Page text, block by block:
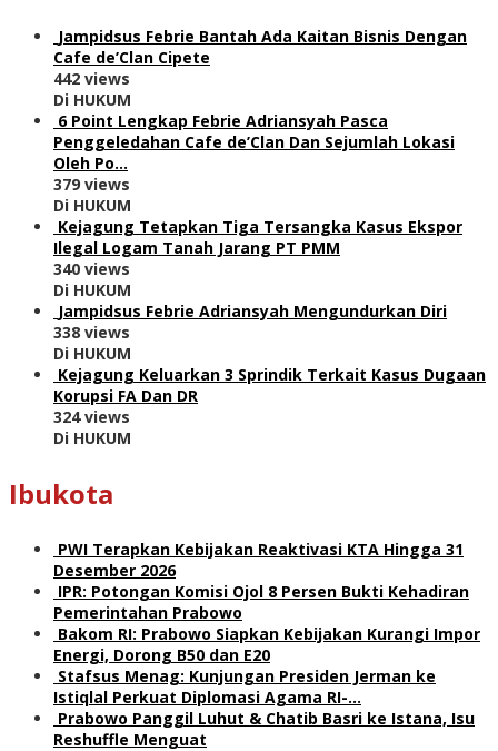
Jampidsus Febrie Bantah Ada Kaitan Bisnis Dengan
Cafe de’Clan Cipete
442 views
Di HUKUM
6 Point Lengkap Febrie Adriansyah Pasca
Penggeledahan Cafe de’Clan Dan Sejumlah Lokasi
Oleh Po…
379 views
Di HUKUM
Kejagung Tetapkan Tiga Tersangka Kasus Ekspor
Ilegal Logam Tanah Jarang PT PMM
340 views
Di HUKUM
Jampidsus Febrie Adriansyah Mengundurkan Diri
338 views
Di HUKUM
Kejagung Keluarkan 3 Sprindik Terkait Kasus Dugaan
Korupsi FA Dan DR
324 views
Di HUKUM
Ibukota
PWI Terapkan Kebijakan Reaktivasi KTA Hingga 31
Desember 2026
IPR: Potongan Komisi Ojol 8 Persen Bukti Kehadiran
Pemerintahan Prabowo
Bakom RI: Prabowo Siapkan Kebijakan Kurangi Impor
Energi, Dorong B50 dan E20
Stafsus Menag: Kunjungan Presiden Jerman ke
Istiqlal Perkuat Diplomasi Agama RI-…
Prabowo Panggil Luhut & Chatib Basri ke Istana, Isu
Reshuffle Menguat